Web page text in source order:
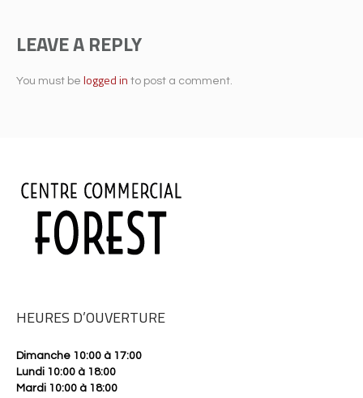
LEAVE A REPLY
You must be logged in to post a comment.
HEURES D’OUVERTURE
Dimanche 10:00 à 17:00
Lundi 10:00 à 18:00
Mardi 10:00 à 18:00